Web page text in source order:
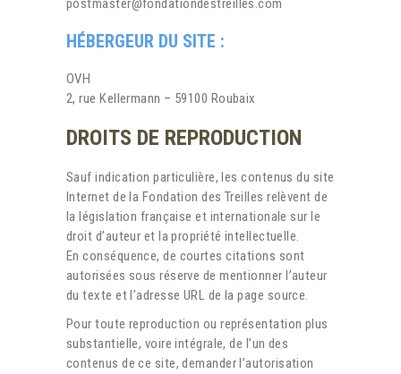
postmaster@fondationdestreilles.com
HÉBERGEUR DU SITE :
OVH
2, rue Kellermann – 59100 Roubaix
DROITS DE REPRODUCTION
Sauf indication particulière, les contenus du site
Internet de la Fondation des Treilles relèvent de
la législation française et internationale sur le
droit d’auteur et la propriété intellectuelle.
En conséquence, de courtes citations sont
autorisées sous réserve de mentionner l’auteur
du texte et l’adresse URL de la page source.
Pour toute reproduction ou représentation plus
substantielle, voire intégrale, de l’un des
contenus de ce site, demander l’autorisation